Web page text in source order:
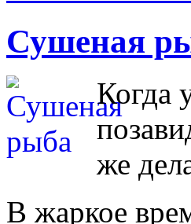
Сушеная
Когда
же
В жаркое